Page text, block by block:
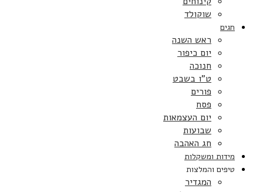
שוקולד
חגים
ראש השנה
יום כיפור
חנוכה
ט”ו בשבט
פורים
פסח
יום העצמאות
שבועות
חג האהבה
מידות ומשקלות
טיפים והמלצות
המגדיר